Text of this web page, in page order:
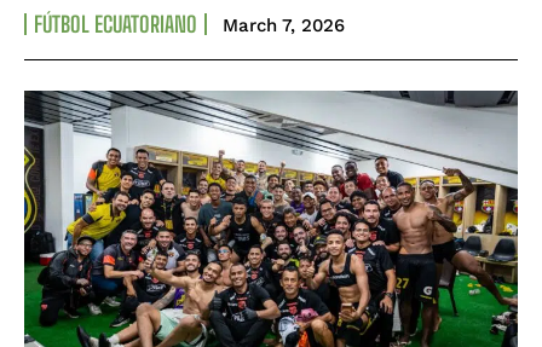
FÚTBOL ECUATORIANO March 7, 2026